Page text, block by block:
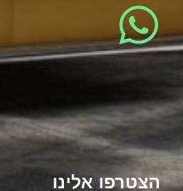
הצטרפו אלינו